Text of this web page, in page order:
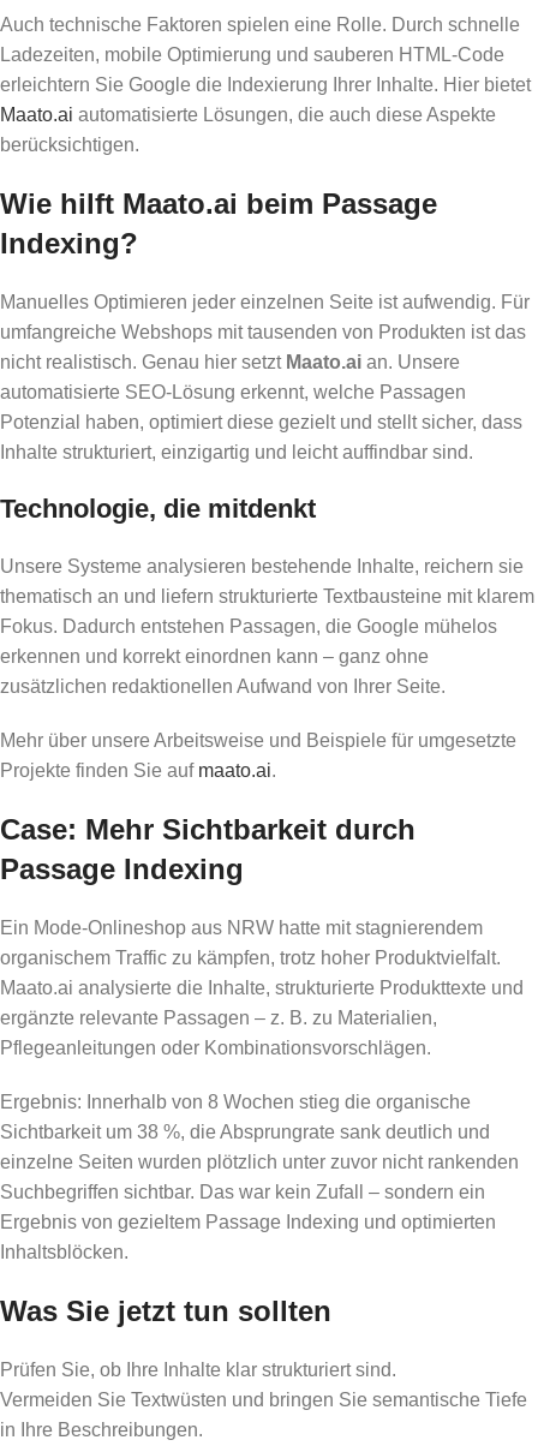
Auch technische Faktoren spielen eine Rolle. Durch schnelle
Ladezeiten, mobile Optimierung und sauberen HTML-Code
erleichtern Sie Google die Indexierung Ihrer Inhalte. Hier bietet
Maato.ai automatisierte Lösungen, die auch diese Aspekte
berücksichtigen.
Wie hilft Maato.ai beim Passage
Indexing?
Manuelles Optimieren jeder einzelnen Seite ist aufwendig. Für
umfangreiche Webshops mit tausenden von Produkten ist das
nicht realistisch. Genau hier setzt Maato.ai an. Unsere
automatisierte SEO-Lösung erkennt, welche Passagen
Potenzial haben, optimiert diese gezielt und stellt sicher, dass
Inhalte strukturiert, einzigartig und leicht auffindbar sind.
Technologie, die mitdenkt
Unsere Systeme analysieren bestehende Inhalte, reichern sie
thematisch an und liefern strukturierte Textbausteine mit klarem
Fokus. Dadurch entstehen Passagen, die Google mühelos
erkennen und korrekt einordnen kann – ganz ohne
zusätzlichen redaktionellen Aufwand von Ihrer Seite.
Mehr über unsere Arbeitsweise und Beispiele für umgesetzte
Projekte finden Sie auf maato.ai.
Case: Mehr Sichtbarkeit durch
Passage Indexing
Ein Mode-Onlineshop aus NRW hatte mit stagnierendem
organischem Traffic zu kämpfen, trotz hoher Produktvielfalt.
Maato.ai analysierte die Inhalte, strukturierte Produkttexte und
ergänzte relevante Passagen – z. B. zu Materialien,
Pflegeanleitungen oder Kombinationsvorschlägen.
Ergebnis: Innerhalb von 8 Wochen stieg die organische
Sichtbarkeit um 38 %, die Absprungrate sank deutlich und
einzelne Seiten wurden plötzlich unter zuvor nicht rankenden
Suchbegriffen sichtbar. Das war kein Zufall – sondern ein
Ergebnis von gezieltem Passage Indexing und optimierten
Inhaltsblöcken.
Was Sie jetzt tun sollten
Prüfen Sie, ob Ihre Inhalte klar strukturiert sind.
Vermeiden Sie Textwüsten und bringen Sie semantische Tiefe
in Ihre Beschreibungen.